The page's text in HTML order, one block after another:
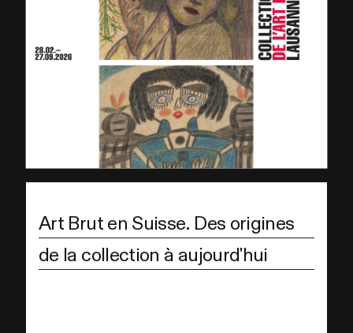
Art Brut en Suisse. Des origines
de la collection à aujourd'hui